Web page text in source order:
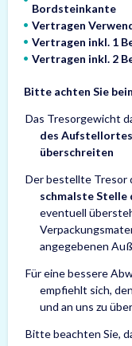
Bordsteinkante
Vertragen
Vertragen inkl. 1
Vertragen inkl. 2
Bitte achten Sie
Das Tresorgewicht
des
überschreiten
Der bestellte Tresor
schmalste Stelle
eventuell
angegebenen
Für eine bessere
empfiehlt sich, den
und an uns zu
Bitte beachten Sie,